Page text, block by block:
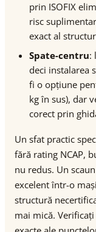
prin ISOFIX
risc
exact al
Spate-centru:
deci instalarea
fi o opțiune
kg în sus), dar
corect prin
Un sfat practic
fără rating NCAP,
nu redus. Un
excelent într-o
structură
mai mică.